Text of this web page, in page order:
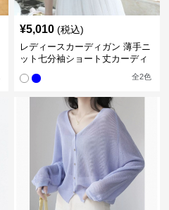
¥5,010 (税込)
レディースカーディガン 薄手ニ
ット七分袖ショート丈カーディ
全2色